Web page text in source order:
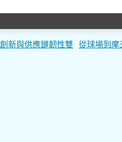
新與供應鏈韌性雙 從球場到